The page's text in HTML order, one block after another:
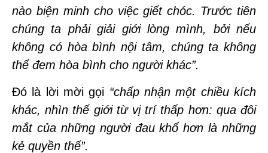
nào biện minh cho việc giết chóc. Trước tiên
chúng ta phải giải giới lòng mình, bởi nếu
không có hòa bình nội tâm, chúng ta không
thể đem hòa bình cho người khác”.
Đó là lời mời gọi “chấp nhận một chiều kích
khác, nhìn thế giới từ vị trí thấp hơn: qua đôi
mắt của những người đau khổ hơn là những
kẻ quyền thế”.